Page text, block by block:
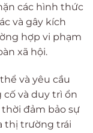
các hình thức
và gây kích
hợp vi phạm
xã hội.
và yêu cầu
và duy trì ổn
đảm bảo sự
thị trường trái